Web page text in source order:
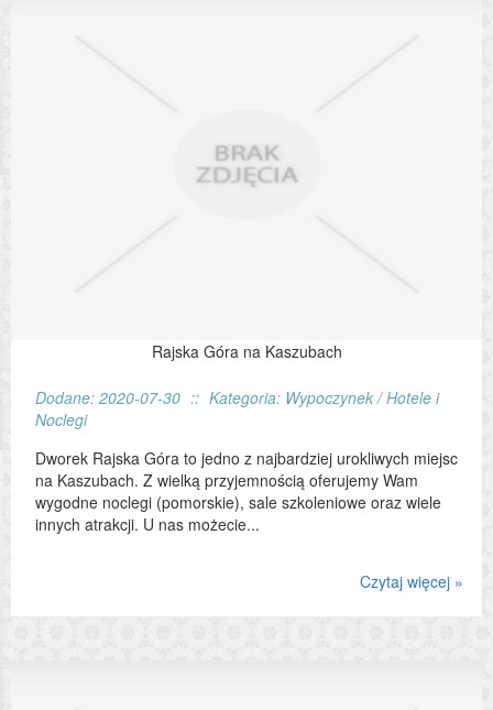
Rajska Góra na Kaszubach
Dodane: 2020-07-30 :: Kategoria: Wypoczynek / Hotele i
Noclegi
Dworek Rajska Góra to jedno z najbardziej urokliwych miejsc
na Kaszubach. Z wielką przyjemnością oferujemy Wam
wygodne noclegi (pomorskie), sale szkoleniowe oraz wiele
innych atrakcji. U nas możecie...
Czytaj więcej »